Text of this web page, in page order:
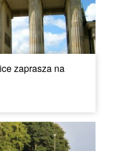
zaprasza na